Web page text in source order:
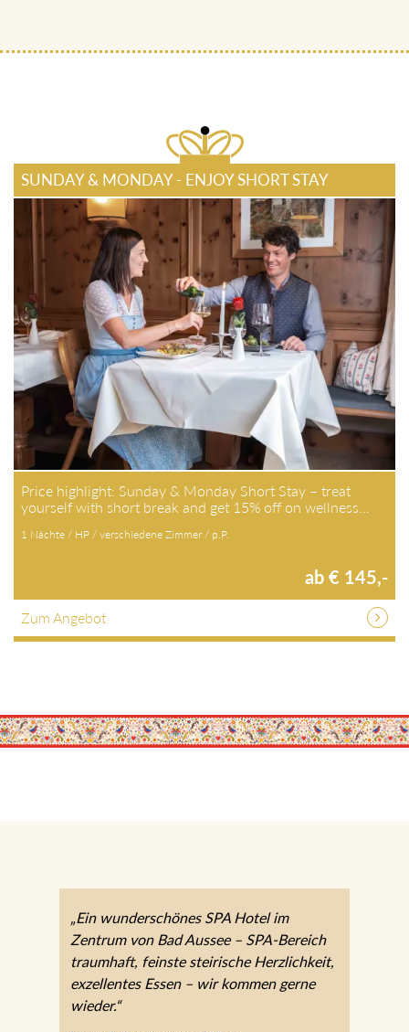
SUNDAY & MONDAY - ENJOY SHORT STAY
Price highlight: Sunday & Monday Short Stay – treat
yourself with short break and get 15% off on wellness…
1 Nächte / HP / verschiedene Zimmer / p.P.
ab € 145,-
Zum Angebot
„Ein wunderschönes SPA Hotel im
Zentrum von Bad Aussee – SPA-Bereich
traumhaft, feinste steirische Herzlichkeit,
exzellentes Essen – wir kommen gerne
wieder.“